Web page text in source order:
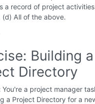
a record of project
(d) All of the above.
Building a
Directory
You're a project manager
a Project Directory for a